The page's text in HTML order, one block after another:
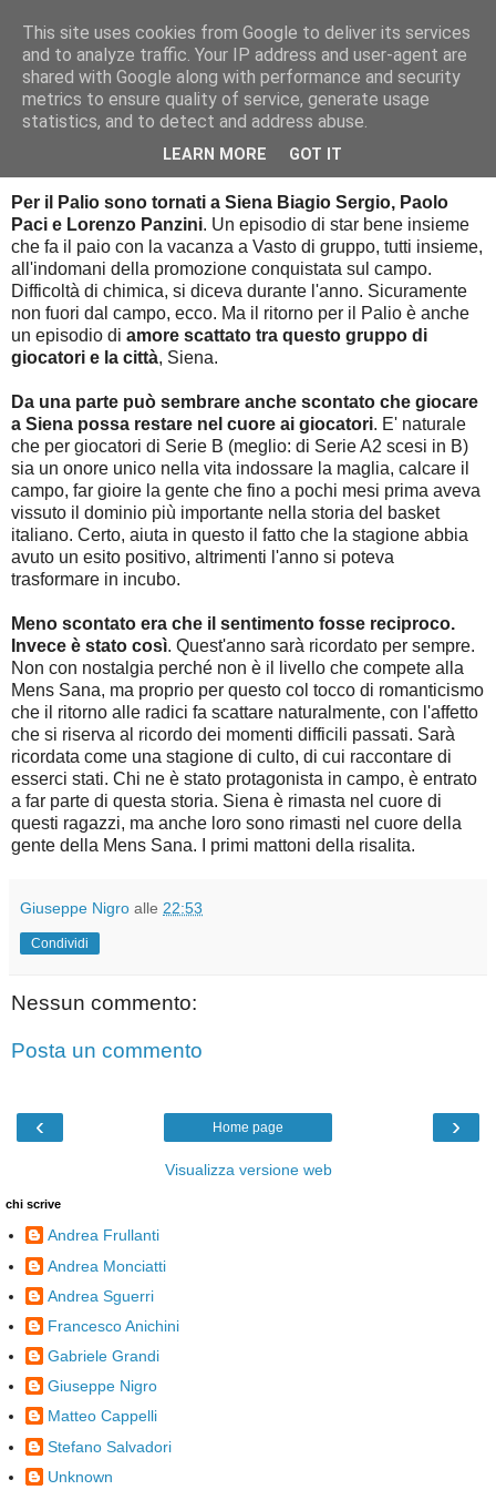
Palla al cerchio
giovedì 2 luglio 2015
L'album delle figurine della promozione
Per il Palio sono tornati a Siena Biagio Sergio, Paolo
Paci e Lorenzo Panzini. Un episodio di star bene insieme
che fa il paio con la vacanza a Vasto di gruppo, tutti insieme,
all'indomani della promozione conquistata sul campo.
Difficoltà di chimica, si diceva durante l'anno. Sicuramente
non fuori dal campo, ecco. Ma il ritorno per il Palio è anche
un episodio di amore scattato tra questo gruppo di
giocatori e la città, Siena.
Da una parte può sembrare anche scontato che giocare
a Siena possa restare nel cuore ai giocatori. E' naturale
che per giocatori di Serie B (meglio: di Serie A2 scesi in B)
sia un onore unico nella vita indossare la maglia, calcare il
campo, far gioire la gente che fino a pochi mesi prima aveva
vissuto il dominio più importante nella storia del basket
italiano. Certo, aiuta in questo il fatto che la stagione abbia
avuto un esito positivo, altrimenti l'anno si poteva
trasformare in incubo.
Meno scontato era che il sentimento fosse reciproco.
Invece è stato così. Quest'anno sarà ricordato per sempre.
Non con nostalgia perché non è il livello che compete alla
Mens Sana, ma proprio per questo col tocco di romanticismo
che il ritorno alle radici fa scattare naturalmente, con l'affetto
che si riserva al ricordo dei momenti difficili passati. Sarà
ricordata come una stagione di culto, di cui raccontare di
esserci stati. Chi ne è stato protagonista in campo, è entrato
a far parte di questa storia. Siena è rimasta nel cuore di
questi ragazzi, ma anche loro sono rimasti nel cuore della
gente della Mens Sana. I primi mattoni della risalita.
Giuseppe Nigro alle 22:53
Condividi
Nessun commento:
Posta un commento
‹ ›
Home page
Visualizza versione web
chi scrive
Andrea Frullanti
Andrea Monciatti
Andrea Sguerri
Francesco Anichini
Gabriele Grandi
Giuseppe Nigro
Matteo Cappelli
Stefano Salvadori
Unknown
This site uses cookies from Google to deliver its services
and to analyze traffic. Your IP address and user-agent are
shared with Google along with performance and security
metrics to ensure quality of service, generate usage
statistics, and to detect and address abuse.
LEARN MORE GOT IT